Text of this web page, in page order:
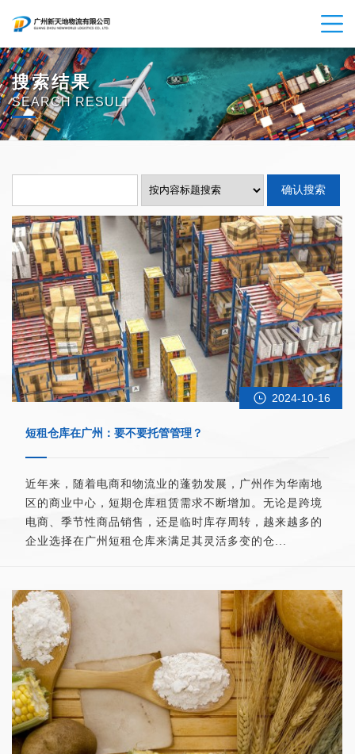
搜索结果
SEARCH RESULT
2024-10-16
短租仓库在广州：要不要托管管理？
近年来，随着电商和物流业的蓬勃发展，广州作为华南地
区的商业中心，短期仓库租赁需求不断增加。无论是跨境
电商、季节性商品销售，还是临时库存周转，越来越多的
企业选择在广州短租仓库来满足其灵活多变的仓...